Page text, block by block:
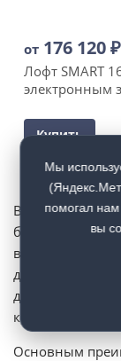
от 176 120₽
Лофт SMART
электронным
Купить
Входные двери
более
высокий
двери могут
домах, офисах и
контроль
Основным
Мы
помогал
вы